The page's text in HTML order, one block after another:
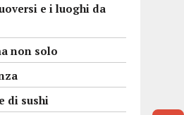
e i luoghi da
non solo
di sushi